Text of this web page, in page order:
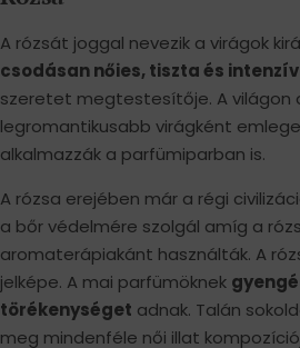
A rózsát joggal nevezik a virágok
csodásan nőies, tiszta és
szeretet megtestesítője. A világon
legromantikusabb virágként
alkalmazzák a parfümiparban is.
A rózsa erejében már a régi
a bőr védelmére szolgál amíg a
aromaterápiakánt használták. A
jelképe. A mai parfümöknek
törékenységet adnak. Talán
meg mindenféle női illat